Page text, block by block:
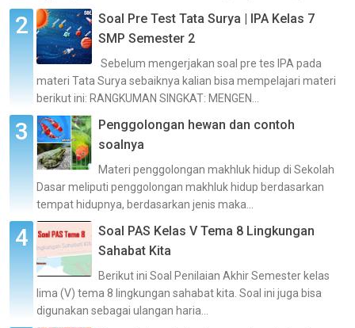
Soal Pre Test Tata Surya | IPA Kelas 7
SMP Semester 2
Sebelum mengerjakan soal pre tes IPA pada
materi Tata Surya sebaiknya kalian bisa mempelajari materi
berikut ini: RANGKUMAN SINGKAT: MENGEN...
Penggolongan hewan dan contoh
soalnya
Materi penggolongan makhluk hidup di Sekolah
Dasar meliputi penggolongan makhluk hidup berdasarkan
tempat hidupnya, berdasarkan jenis maka...
Soal PAS Kelas V Tema 8 Lingkungan
Sahabat Kita
Berikut ini Soal Penilaian Akhir Semester kelas
lima (V) tema 8 lingkungan sahabat kita. Soal ini juga bisa
digunakan sebagai ulangan haria...